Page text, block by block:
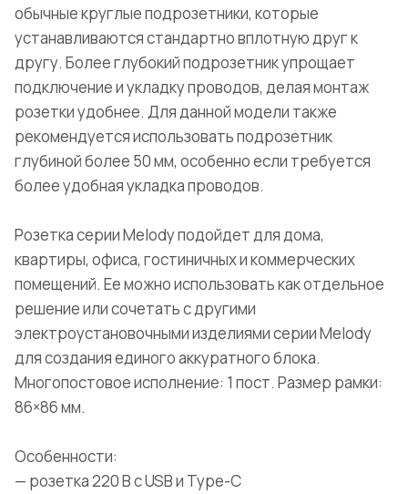
обычные круглые подрозетники, которые
устанавливаются стандартно вплотную друг к
другу. Более глубокий подрозетник упрощает
подключение и укладку проводов, делая монтаж
розетки удобнее. Для данной модели также
рекомендуется использовать подрозетник
глубиной более 50 мм, особенно если требуется
более удобная укладка проводов.
Розетка серии Melody подойдет для дома,
квартиры, офиса, гостиничных и коммерческих
помещений. Ее можно использовать как отдельное
решение или сочетать с другими
электроустановочными изделиями серии Melody
для создания единого аккуратного блока.
Многопостовое исполнение: 1 пост. Размер рамки:
86×86 мм.
Особенности:
— розетка 220 В с USB и Type-C